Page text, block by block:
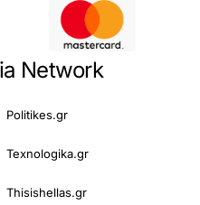
Network
Politikes.gr
Texnologika.gr
Thisishellas.gr